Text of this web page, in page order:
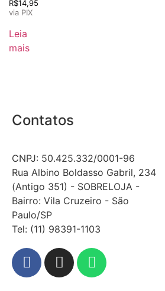
R$14,95
via PIX
Leia
mais
Contatos
CNPJ: 50.425.332/0001-96
Rua Albino Boldasso Gabril, 234
(Antigo 351) - SOBRELOJA -
Bairro: Vila Cruzeiro - São
Paulo/SP
​​​​​​​​​​​​​​​​​​​​Tel: (11) 98391-1103